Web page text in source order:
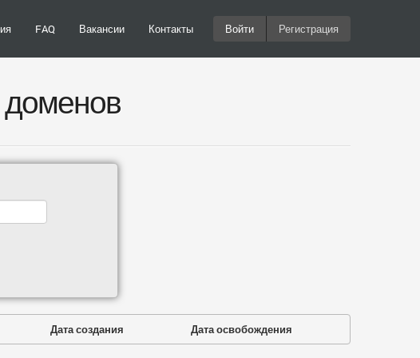
FAQ Вакансии Контакты Войти Регистрация
Дата создания Дата освобождения